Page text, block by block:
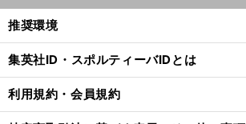
推奨環境
集英社ID・スポルティーバIDとは
利用規約・会員規約